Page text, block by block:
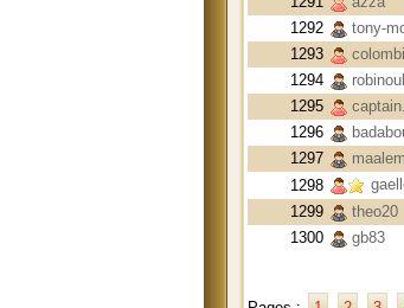
1292
tony-
1293
1294
1295
1296
1297
maalem
1298
1299
theo20
1300
gb83